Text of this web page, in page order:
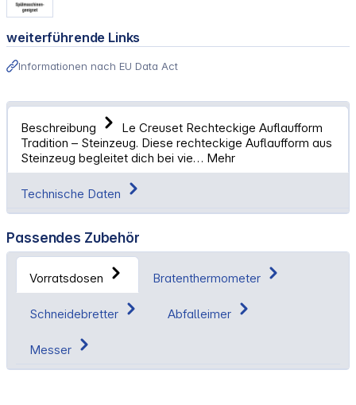
weiterführende Links
Informationen nach EU Data Act
Beschreibung
Le Creuset Rechteckige Auflaufform
Tradition – Steinzeug. Diese rechteckige Auflaufform aus
Steinzeug begleitet dich bei vie… Mehr
Technische Daten
Passendes Zubehör
Vorratsdosen Bratenthermometer
Schneidebretter Abfalleimer
Messer